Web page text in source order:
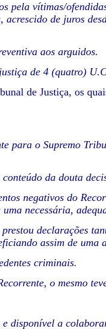
pela vítimas/
acrescido de juros
aos arguidos.
de 4 (quatro)
de Justiça, os
para o Supremo
da douta
negativos do
necessária,
declarações
assim de uma
criminais.
o mesmo
disponível a